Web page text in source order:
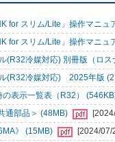
for スリム/Lite」操作マニュ
for スリム/Lite」操作マニュ
(R32冷媒対応) 別冊版（ロ
ル(R32冷媒対応) 2025年版
表示一覧表（R32）
通部品＞ (48MB)
》 (15MB)
[2024/07/